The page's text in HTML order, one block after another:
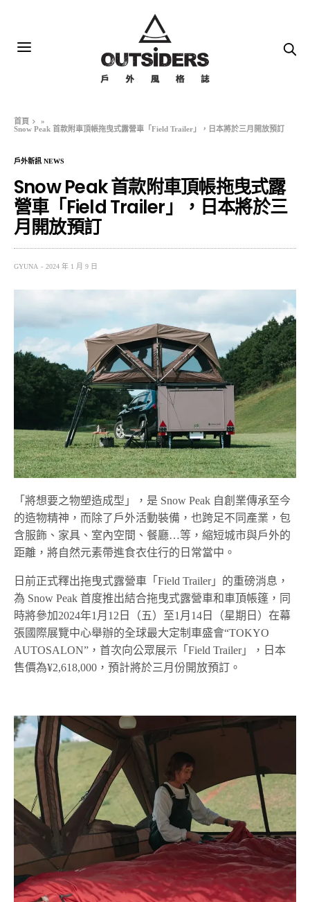
首頁
»
Snow Peak 首款附車頂帳拖曳式露營車「Field Trailer」，日本將於三月開放預訂
戶外新訊 NEWS
Snow Peak 首款附車頂帳拖曳式露
營車「Field Trailer」，日本將於三
月開放預訂
GYUNA 2024 年 1 月 9 日
「將想要之物塑造成型」，是 Snow Peak 自創業傳承至今
的造物精神，而除了戶外活動裝備，也跨足不同產業，包
含服飾、家具、室內空間、餐廳…等，縮短城市與戶外的
距離，將自然元素帶進食衣住行的日常當中。
日前正式釋出拖曳式露營車「Field Trailer」的重磅消息，
為 Snow Peak 首度推出結合拖曳式露營車和車頂帳篷，同
時將參加2024年1月12日（五）至1月14日（星期日）在幕
張國際展覽中心舉辦的全球最大定制車盛會“TOKYO
AUTOSALON”，首次向公眾展示「Field Trailer」，日本
售價為¥2,618,000，預計將於三月份開放預訂。